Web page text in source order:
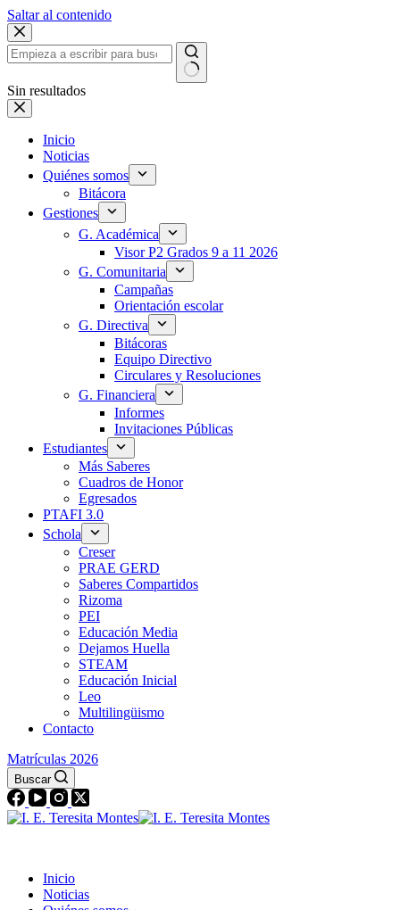
Saltar al contenido
Sin resultados
Inicio
Noticias
Quiénes somos
Bitácora
Gestiones
G. Académica
Visor P2 Grados 9 a 11 2026
G. Comunitaria
Campañas
Orientación escolar
G. Directiva
Bitácoras
Equipo Directivo
Circulares y Resoluciones
G. Financiera
Informes
Invitaciones Públicas
Estudiantes
Más Saberes
Cuadros de Honor
Egresados
PTAFI 3.0
Schola
Creser
PRAE GERD
Saberes Compartidos
Rizoma
PEI
Educación Media
Dejamos Huella
STEAM
Educación Inicial
Leo
Multilingüismo
Contacto
Matrículas 2026
Buscar
Inicio
Noticias